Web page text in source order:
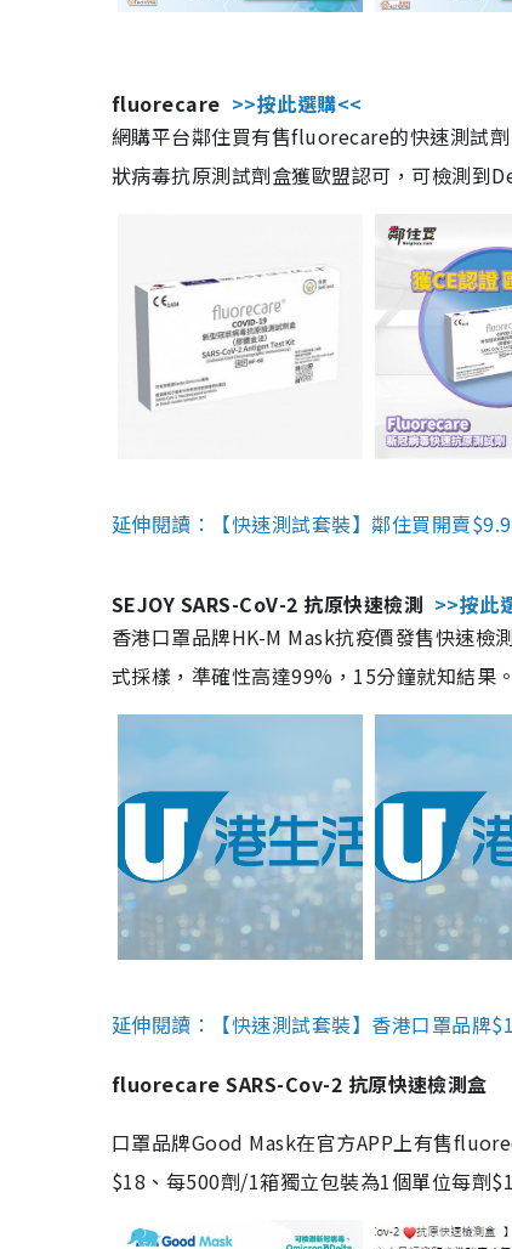
fluorecare >>按此選購<<
網購平台鄰住買有售fluorecare的快速測試
狀病毒抗原測試劑盒獲歐盟認可，可檢測到
延伸閱讀：【快速測試套裝】鄰住買開賣
SEJOY SARS-CoV-2 抗原快速檢測 >>按此
香港口罩品牌HK-M Mask抗疫價發售快速
式採樣，準確性高達99%，15分鐘就知結果
延伸閱讀：【快速測試套裝】香港口罩品牌
fluorecare SARS-Cov-2 抗原快速檢測盒
口罩品牌Good Mask在官方APP上有售
$18、每500劑/1箱獨立包裝為1個單位每劑